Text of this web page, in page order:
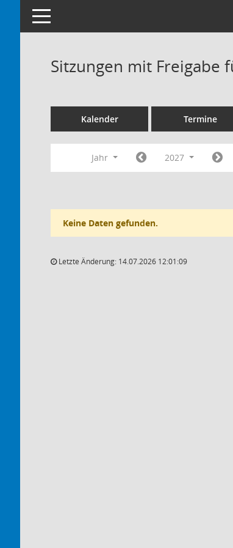
Toggle navigation
Sitzungen mit Freigabe
Kalender Termine
Jahr 2027
Keine Daten gefunden.
Letzte Änderung: 14.07.2026 12:01:09